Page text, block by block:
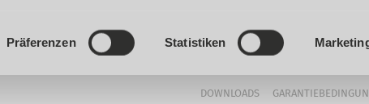
Präferenzen Statistiken
DOWNLOADS